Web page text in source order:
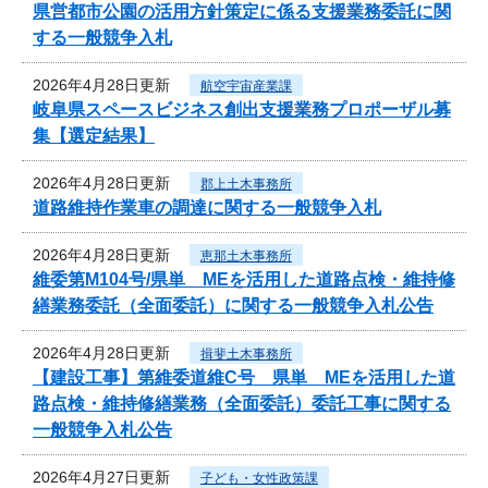
県営都市公園の活用方針策定に係る支援業務委託に関
する一般競争入札
2026年4月28日更新 航空宇宙産業課
岐阜県スペースビジネス創出支援業務プロポーザル募
集【選定結果】
2026年4月28日更新 郡上土木事務所
道路維持作業車の調達に関する一般競争入札
2026年4月28日更新 恵那土木事務所
維委第M104号/県単 MEを活用した道路点検・維持修
繕業務委託（全面委託）に関する一般競争入札公告
2026年4月28日更新 揖斐土木事務所
【建設工事】第維委道維C号 県単 MEを活用した道
路点検・維持修繕業務（全面委託）委託工事に関する
一般競争入札公告
2026年4月27日更新 子ども・女性政策課